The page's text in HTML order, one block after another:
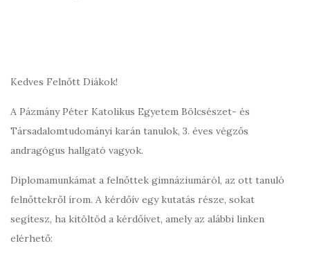
Kedves Felnőtt Diákok!
A Pázmány Péter Katolikus Egyetem Bölcsészet- és
Társadalomtudományi karán tanulok, 3. éves végzős
andragógus hallgató vagyok.
Diplomamunkámat a felnőttek gimnáziumáról, az ott tanuló
felnőttekről írom. A kérdőív egy kutatás része, sokat
segítesz, ha kitöltöd a kérdőívet, amely az alábbi linken
elérhető: